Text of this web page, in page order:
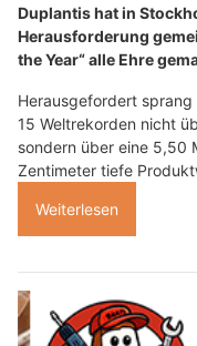
Duplantis hat in
Herausforderung
the Year“ alle Ehre
Herausgefordert
15 Weltrekorden nicht
sondern über eine 5,50
Zentimeter tiefe
Weiterlesen